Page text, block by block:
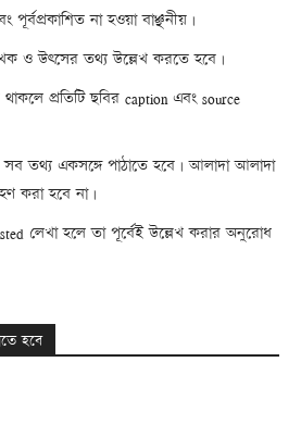
না হওয়া বাঞ্ছনীয়।
ও উৎসের তথ্য উল্লেখ করতে হবে।
প্রতিটি ছবির caption এবং source
তথ্য একসঙ্গে পাঠাতে হবে। আলাদা আলাদা
করা হবে না।
লেখা হলে তা পূর্বেই উল্লেখ করার অনুরোধ
হবে